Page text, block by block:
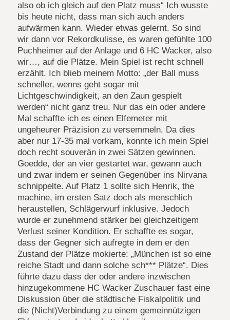
also ob ich gleich auf den Platz muss“ Ich wusste
bis heute nicht, dass man sich auch anders
aufwärmen kann. Wieder etwas gelernt. So sind
wir dann vor Rekordkulisse, es waren gefühlte 100
Puchheimer auf der Anlage und 6 HC Wacker, also
wir…, auf die Plätze. Mein Spiel ist recht schnell
erzählt. Ich blieb meinem Motto: „der Ball muss
schneller, wenns geht sogar mit
Lichtgeschwindigkeit, an den Zaun gespielt
werden“ nicht ganz treu. Nur das ein oder andere
Mal schaffte ich es einen Elfemeter mit
ungeheurer Präzision zu versemmeln. Da dies
aber nur 17-35 mal vorkam, konnte ich mein Spiel
doch recht souverän in zwei Sätzen gewinnen.
Goedde, der an vier gestartet war, gewann auch
und zwar indem er seinen Gegenüber ins Nirvana
schnippelte. Auf Platz 1 sollte sich Henrik, the
machine, im ersten Satz doch als menschlich
heraustellen, Schlägerwurf inklusive. Jedoch
wurde er zunehmend stärker bei gleichzeitigem
Verlust seiner Kondition. Er schaffte es sogar,
dass der Gegner sich aufregte in dem er den
Zustand der Plätze mokierte: „München ist so eine
reiche Stadt und dann solche sch*** Plätze“. Dies
führte dazu dass der oder andere inzwischen
hinzugekommene HC Wacker Zuschauer fast eine
Diskussion über die städtische Fiskalpolitik und
die (Nicht)Verbindung zu einem gemeinnützigen